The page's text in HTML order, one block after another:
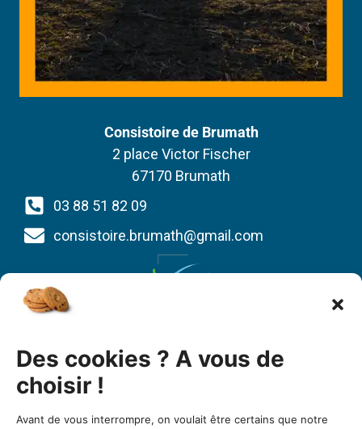
Des cookies ? A vous de
choisir !
Avant de vous interrompre, on voulait être certains que notre
Consistoire de Brumath
2 place Victor Fischer
67170 Brumath
03 88 51 82 09
consistoire.brumath@gmail.com
Lorraine
67081 Strasbourg cedex